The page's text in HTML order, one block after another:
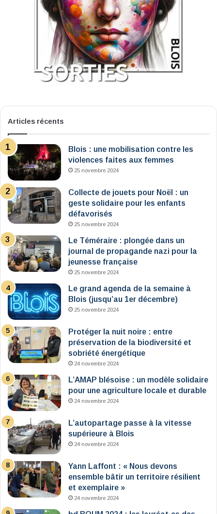
Articles récents
Blois : une mobilisation contre les
violences faites aux femmes
25 novembre 2024
Collecte de jouets pour Noël : un
geste solidaire pour les enfants
défavorisés
25 novembre 2024
Le Téméraire : plongée dans un
journal de propagande nazi pour la
jeunesse française
25 novembre 2024
Le grand agenda de la semaine à
Blois (jusqu’au 1er décembre)
25 novembre 2024
Protéger la nuit noire : entre
préservation de la biodiversité et
sobriété énergétique
24 novembre 2024
L’AMAP blésoise : un modèle solidaire
pour une agriculture locale et durable
24 novembre 2024
L’autopartage passe à la vitesse
supérieure à Blois
24 novembre 2024
Yann Laffont : « Nous devons
ensemble bâtir un territoire résilient
et exemplaire »
24 novembre 2024